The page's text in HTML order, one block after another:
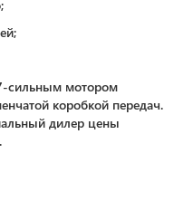
сильным мотором
коробкой передач.
дилер цены